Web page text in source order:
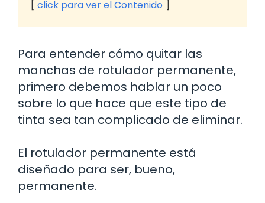
click para ver el Contenido
Para entender cómo quitar las
manchas de rotulador permanente,
primero debemos hablar un poco
sobre lo que hace que este tipo de
tinta sea tan complicado de eliminar.
El rotulador permanente está
diseñado para ser, bueno,
permanente.